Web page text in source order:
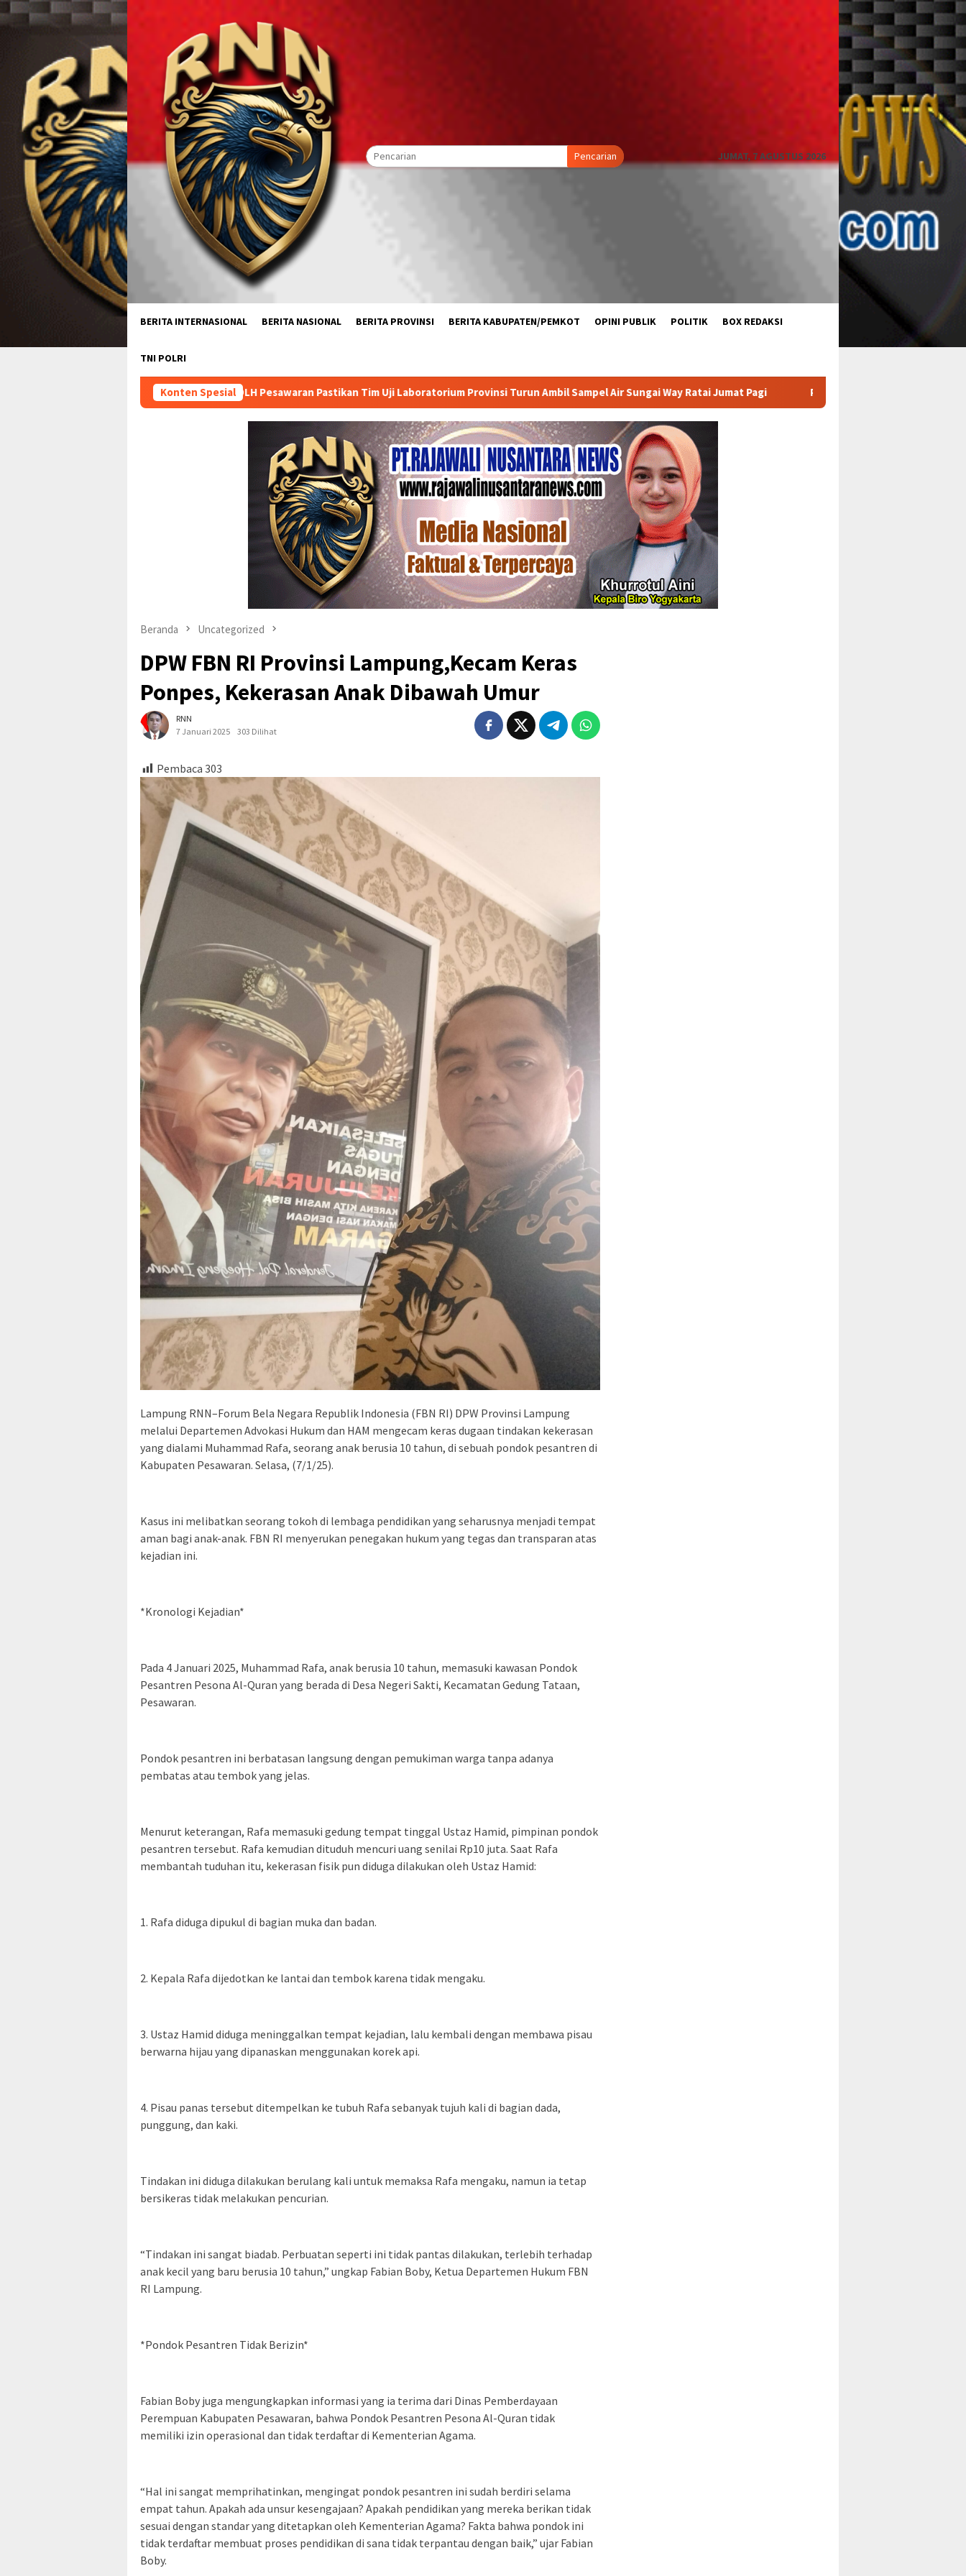
Pencarian JUMAT, 7 AGUSTUS 2026
BERITA INTERNASIONAL BERITA NASIONAL BERITA PROVINSI BERITA KABUPATEN/PEMKOT OPINI PUBLIK POLITIK BOX REDAKSI
TNI POLRI
Konten Spesial
DLH Pesawaran Pastikan Tim Uji Laboratorium Provinsi Turun Ambil Sampel Air Sungai Way Ratai Jumat Pagi Peninjauan Ulang Akan Dilakukan Pada Hari Senin
Beranda Uncategorized
DPW FBN RI Provinsi Lampung,Kecam Keras
Ponpes, Kekerasan Anak Dibawah Umur
RNN
7 Januari 2025
303 Dilihat
Pembaca 303
Lampung RNN–Forum Bela Negara Republik Indonesia (FBN RI) DPW Provinsi Lampung
melalui Departemen Advokasi Hukum dan HAM mengecam keras dugaan tindakan kekerasan
yang dialami Muhammad Rafa, seorang anak berusia 10 tahun, di sebuah pondok pesantren di
Kabupaten Pesawaran. Selasa, (7/1/25).
Kasus ini melibatkan seorang tokoh di lembaga pendidikan yang seharusnya menjadi tempat
aman bagi anak-anak. FBN RI menyerukan penegakan hukum yang tegas dan transparan atas
kejadian ini.
*Kronologi Kejadian*
Pada 4 Januari 2025, Muhammad Rafa, anak berusia 10 tahun, memasuki kawasan Pondok
Pesantren Pesona Al-Quran yang berada di Desa Negeri Sakti, Kecamatan Gedung Tataan,
Pesawaran.
Pondok pesantren ini berbatasan langsung dengan pemukiman warga tanpa adanya
pembatas atau tembok yang jelas.
Menurut keterangan, Rafa memasuki gedung tempat tinggal Ustaz Hamid, pimpinan pondok
pesantren tersebut. Rafa kemudian dituduh mencuri uang senilai Rp10 juta. Saat Rafa
membantah tuduhan itu, kekerasan fisik pun diduga dilakukan oleh Ustaz Hamid:
1. Rafa diduga dipukul di bagian muka dan badan.
2. Kepala Rafa dijedotkan ke lantai dan tembok karena tidak mengaku.
3. Ustaz Hamid diduga meninggalkan tempat kejadian, lalu kembali dengan membawa pisau
berwarna hijau yang dipanaskan menggunakan korek api.
4. Pisau panas tersebut ditempelkan ke tubuh Rafa sebanyak tujuh kali di bagian dada,
punggung, dan kaki.
Tindakan ini diduga dilakukan berulang kali untuk memaksa Rafa mengaku, namun ia tetap
bersikeras tidak melakukan pencurian.
“Tindakan ini sangat biadab. Perbuatan seperti ini tidak pantas dilakukan, terlebih terhadap
anak kecil yang baru berusia 10 tahun,” ungkap Fabian Boby, Ketua Departemen Hukum FBN
RI Lampung.
*Pondok Pesantren Tidak Berizin*
Fabian Boby juga mengungkapkan informasi yang ia terima dari Dinas Pemberdayaan
Perempuan Kabupaten Pesawaran, bahwa Pondok Pesantren Pesona Al-Quran tidak
memiliki izin operasional dan tidak terdaftar di Kementerian Agama.
“Hal ini sangat memprihatinkan, mengingat pondok pesantren ini sudah berdiri selama
empat tahun. Apakah ada unsur kesengajaan? Apakah pendidikan yang mereka berikan tidak
sesuai dengan standar yang ditetapkan oleh Kementerian Agama? Fakta bahwa pondok ini
tidak terdaftar membuat proses pendidikan di sana tidak terpantau dengan baik,” ujar Fabian
Boby.